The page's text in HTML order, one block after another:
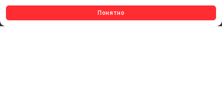
Понятно
САМОКЛЕЯЩИЕСЯ ПЛЕНКИ